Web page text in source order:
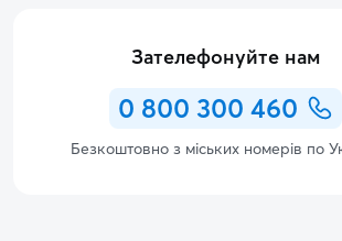
Зателефонуйте нам
0 800 300 460
Безкоштовно з міських номерів по